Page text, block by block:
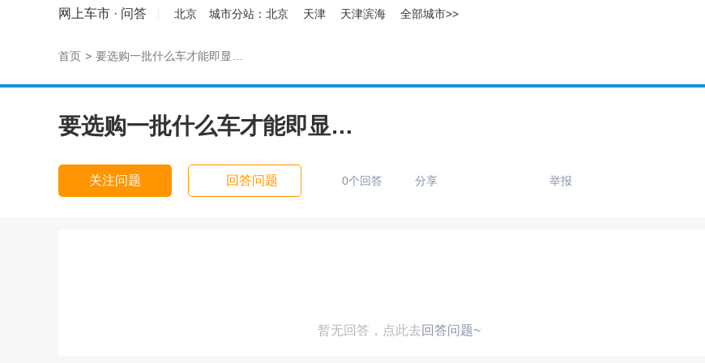
网上车市 · 问答 北京 城市分站： 北京 天津 天津滨海 全部城市>>
首页 > 要选购一批什么车才能即显…
要选购一批什么车才能即显…
关注问题 回答问题 0个回答 分享 举报
暂无回答，点此去回答问题~